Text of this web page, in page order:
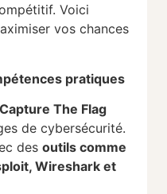
Voici
vos chances
pratiques
Capture The Flag
de cybersécurité.
des outils comme
Wireshark et